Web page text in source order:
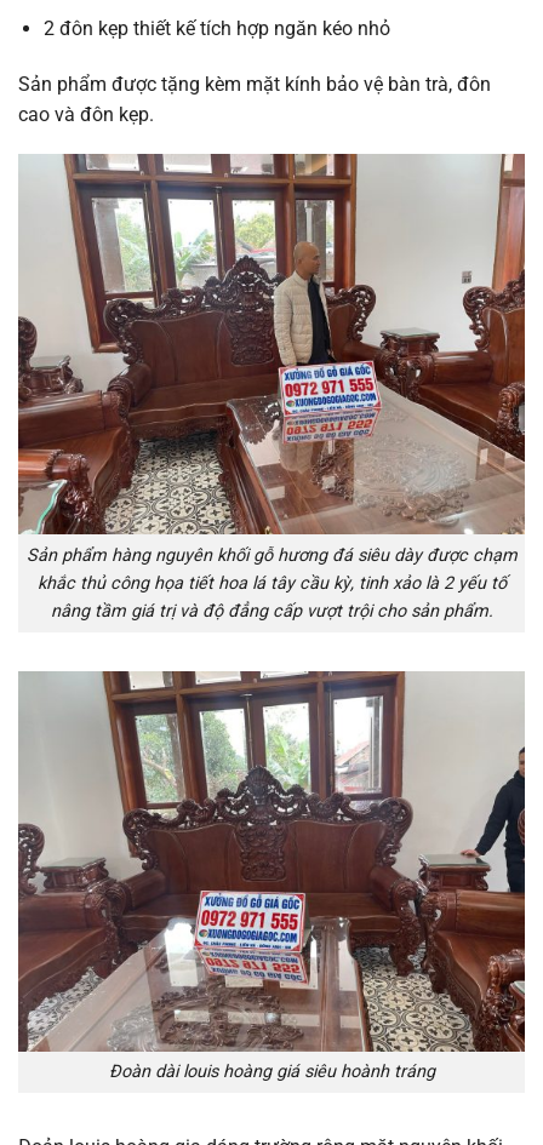
2 đôn kẹp thiết kế tích hợp ngăn kéo nhỏ
Sản phẩm được tặng kèm mặt kính bảo vệ bàn trà, đôn
cao và đôn kẹp.
Sản phẩm hàng nguyên khối gỗ hương đá siêu dày được chạm
khắc thủ công họa tiết hoa lá tây cầu kỳ, tinh xảo là 2 yếu tố
nâng tầm giá trị và độ đẳng cấp vượt trội cho sản phẩm.
Đoàn dài louis hoàng giá siêu hoành tráng